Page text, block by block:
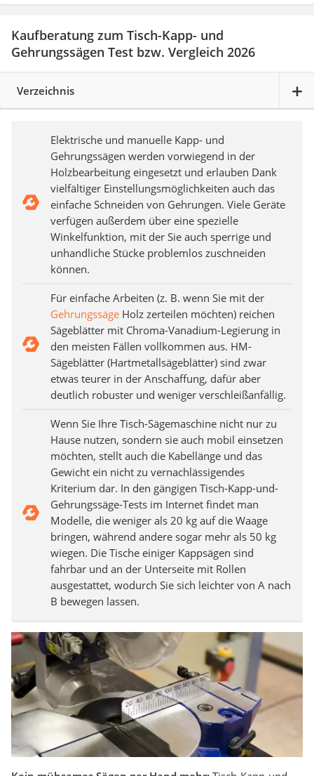
Kaufberatung zum Tisch-Kapp- und
Gehrungssägen Test bzw. Vergleich 2026
Verzeichnis
Elektrische und manuelle Kapp- und
Gehrungssägen werden vorwiegend in der
Holzbearbeitung eingesetzt und erlauben Dank
vielfältiger Einstellungsmöglichkeiten auch das
einfache Schneiden von Gehrungen. Viele Geräte
verfügen außerdem über eine spezielle
Winkelfunktion, mit der Sie auch sperrige und
unhandliche Stücke problemlos zuschneiden
können.
Für einfache Arbeiten (z. B. wenn Sie mit der
Gehrungssäge Holz zerteilen möchten) reichen
Sägeblätter mit Chroma-Vanadium-Legierung in
den meisten Fällen vollkommen aus. HM-
Sägeblätter (Hartmetallsägeblätter) sind zwar
etwas teurer in der Anschaffung, dafür aber
deutlich robuster und weniger verschleißanfällig.
Wenn Sie Ihre Tisch-Sägemaschine nicht nur zu
Hause nutzen, sondern sie auch mobil einsetzen
möchten, stellt auch die Kabellänge und das
Gewicht ein nicht zu vernachlässigendes
Kriterium dar. In den gängigen Tisch-Kapp-und-
Gehrungssäge-Tests im Internet findet man
Modelle, die weniger als 20 kg auf die Waage
bringen, während andere sogar mehr als 50 kg
wiegen. Die Tische einiger Kappsägen sind
fahrbar und an der Unterseite mit Rollen
ausgestattet, wodurch Sie sich leichter von A nach
B bewegen lassen.